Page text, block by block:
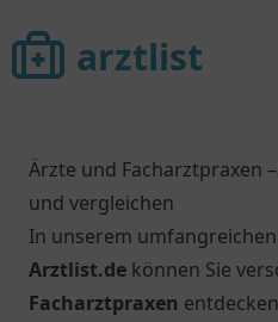
arztlist arztlist
Ärzte und Facharztpraxen
und vergleichen
In unserem umfangreichen
Arztlist.de können Sie
Facharztpraxen